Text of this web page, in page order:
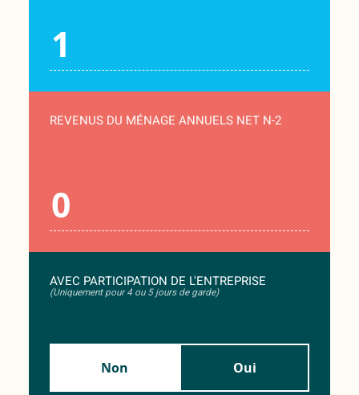
REVENUS DU MÉNAGE ANNUELS NET N-2
AVEC PARTICIPATION DE L'ENTREPRISE
(Uniquement pour 4 ou 5 jours de garde)
Non Oui